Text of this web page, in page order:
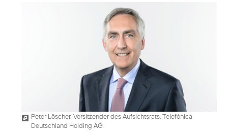
Peter Löscher, Vorsitzender des Aufsichtsrats, Telefónica
Deutschland Holding AG